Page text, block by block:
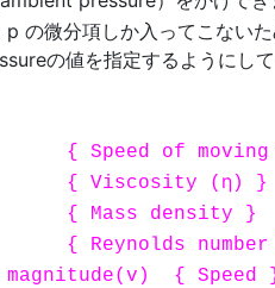
の微分項しか入ってこない
の値を指定するようにして
of moving
( η) }
density }
{ Reynolds
{ Speed